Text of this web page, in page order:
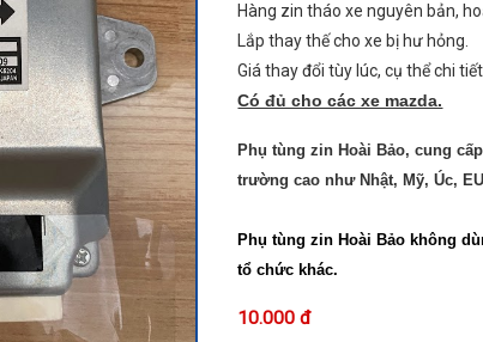
Hàng zin tháo xe nguyên bản,
Lắp thay thế cho xe bị hư hỏng.
Giá thay đổi tùy lúc, cụ thể chi
Có đủ cho các xe mazda.
Phụ tùng zin Hoài Bảo, cung
trường cao như Nhật, Mỹ, Úc,
Phụ tùng zin Hoài Bảo không
tổ chức khác.
10.000 đ